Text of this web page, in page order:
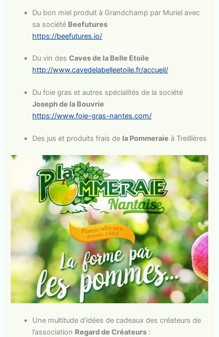
Du bon miel produit à Grandchamp par Muriel avec
sa société Beefutures
https://beefutures.io/
Du vin desCaves de la Belle Etoile
http://www.cavedelabelleetoile.fr/accueil/
Du foie gras et autres spécialités de la société
Joseph de la Bouvrie
https://www.foie-gras-nantes.com/
Des jus et produits frais de la Pommeraie à Treillières
Une multitude d’idées de cadeaux des créateurs de
l’association Regard de Créateurs :